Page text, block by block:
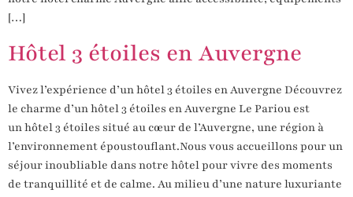
[…]
Hôtel 3 étoiles en Auvergne
Vivez l’expérience d’un hôtel 3 étoiles en Auvergne Découvrez
le charme d’un hôtel 3 étoiles en Auvergne Le Pariou est
un hôtel 3 étoiles situé au cœur de l’Auvergne, une région à
l’environnement époustouflant.Nous vous accueillons pour un
séjour inoubliable dans notre hôtel pour vivre des moments
de tranquillité et de calme. Au milieu d’une nature luxuriante